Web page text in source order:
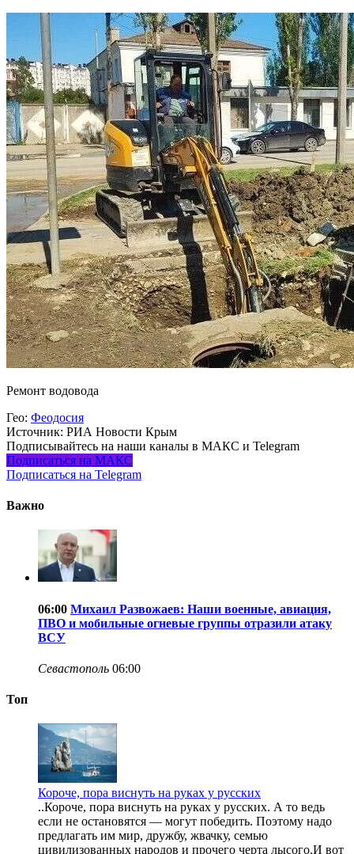
Ремонт водовода
Гео: Феодосия
Источник: РИА Новости Крым
Подписывайтесь на наши каналы в МАКС и Telegram
Подписаться на МАКС
Подписаться на Telegram
Важно
06:00 Михаил Развожаев: Наши военные, авиация,
ПВО и мобильные огневые группы отразили атаку
ВСУ
Севастополь 06:00
Топ
Короче, пора виснуть на руках у русских
..Короче, пора виснуть на руках у русских. А то ведь
если не остановятся — могут победить. Поэтому надо
предлагать им мир, дружбу, жвачку, семью
цивилизованных народов и прочего черта лысого.И вот